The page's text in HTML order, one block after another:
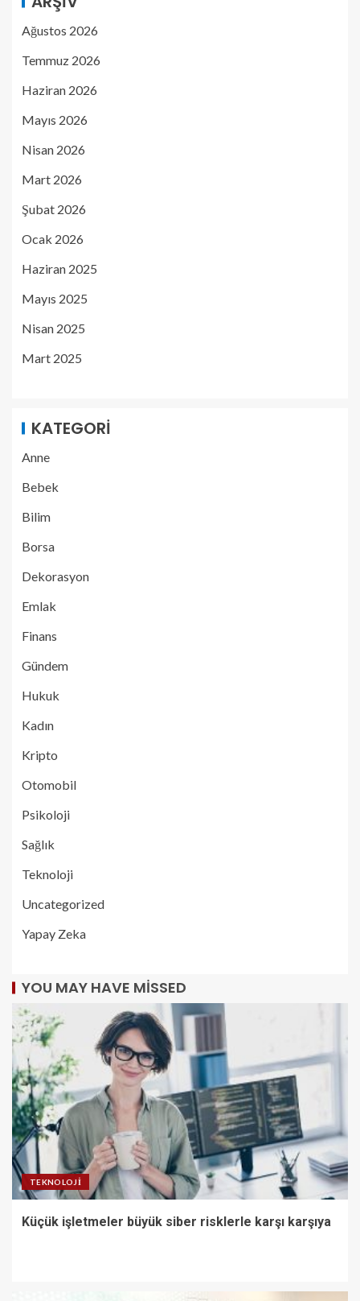
Ağustos 2026
Temmuz 2026
Haziran 2026
Mayıs 2026
Nisan 2026
Mart 2026
Şubat 2026
Ocak 2026
Haziran 2025
Mayıs 2025
Nisan 2025
Mart 2025
KATEGORI
Anne
Bebek
Bilim
Borsa
Dekorasyon
Emlak
Finans
Gündem
Hukuk
Kadın
Kripto
Otomobil
Psikoloji
Sağlık
Teknoloji
Uncategorized
Yapay Zeka
YOU MAY HAVE MISSED
TEKNOLOJI
Küçük işletmeler büyük siber risklerle karşı karşıya